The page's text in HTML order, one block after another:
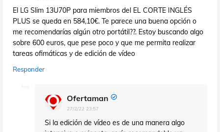
El LG Slim 13U70P para miembros del EL CORTE INGLÉS
PLUS se queda en 584,10€. Te parece una buena opción o
me recomendarías algún otro portátil??. Estoy buscando algo
sobre 600 euros, que pese poco y que me permita realizar
tareas ofimáticas y de edición de vídeo
Responder
Ofertaman
27/2/22 23:57
Si la edición de vídeo es de una manera algo